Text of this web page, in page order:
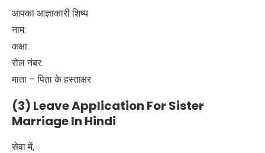
आपका आज्ञाकारी शिष्य
नाम:
कक्षा:
रोल नंबर:
माता – पिता के हस्ताक्षर
(3) Leave Application For Sister
Marriage In Hindi
सेवा में,